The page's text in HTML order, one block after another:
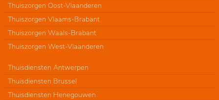
Thuiszorgen Oost-Vlaanderen
Thuiszorgen Vlaams-Brabant
Thuiszorgen Waals-Brabant
Thuiszorgen West-Vlaanderen
Thuisdiensten Antwerpen
Thuisdiensten Brussel
Thuisdiensten Henegouwen